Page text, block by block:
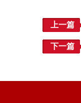
上一篇
下一篇